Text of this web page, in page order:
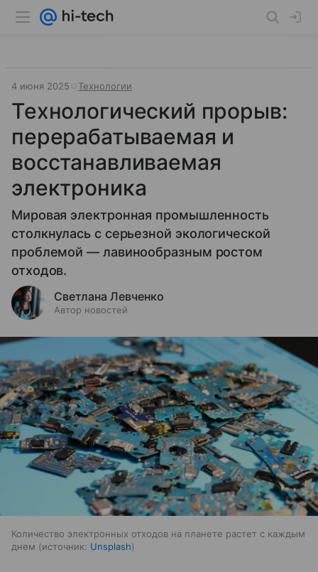
4 июня 2025 Технологии
Технологический прорыв:
перерабатываемая и
восстанавливаемая
электроника
Мировая электронная промышленность
столкнулась с серьезной экологической
проблемой — лавинообразным ростом
отходов.
Светлана Левченко
Автор новостей
Количество электронных отходов на планете растет с каждым
днем
источник: Unsplash